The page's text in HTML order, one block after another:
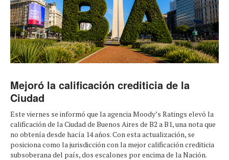
Mejoró la calificación crediticia de la
Ciudad
Este viernes se informó que la agencia Moody’s Ratings elevó la
calificación de la Ciudad de Buenos Aires de B2 a B1, una nota que
no obtenía desde hacía 14 años. Con esta actualización, se
posiciona como la jurisdicción con la mejor calificación crediticia
subsoberana del país, dos escalones por encima de la Nación.